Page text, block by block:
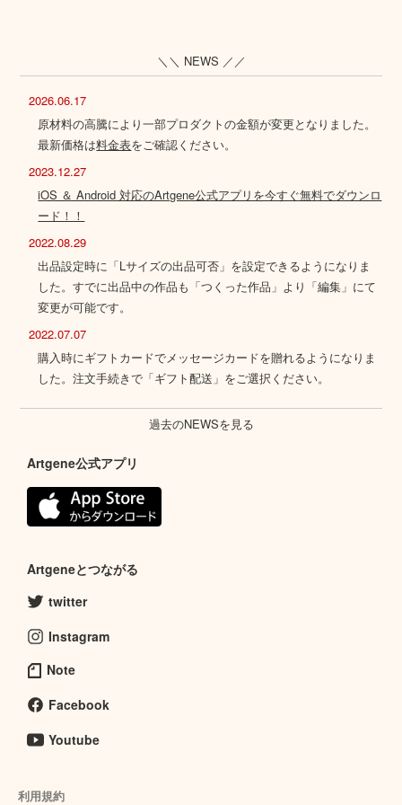
＼＼ NEWS ／／
2026.06.17
原材料の高騰により一部プロダクトの金額が変更となりました。
最新価格は料金表をご確認ください。
2023.12.27
iOS ＆ Android 対応のArtgene公式アプリを今すぐ無料でダウンロ
ード！！
2022.08.29
出品設定時に「Lサイズの出品可否」を設定できるようになりま
した。すでに出品中の作品も「つくった作品」より「編集」にて
変更が可能です。
2022.07.07
購入時にギフトカードでメッセージカードを贈れるようになりま
した。注文手続きで「ギフト配送」をご選択ください。
過去のNEWSを見る
Artgene公式アプリ
Artgeneとつながる
twitter
Instagram
Note
Facebook
Youtube
利用規約